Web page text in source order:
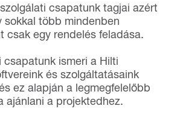
csapatunk tagjai azért
sokkal több mindenben
csak egy rendelés feladása.
csapatunk ismeri a Hilti
és szolgáltatásaink
ez alapján a legmegfelelőbb
ajánlani a projektedhez.